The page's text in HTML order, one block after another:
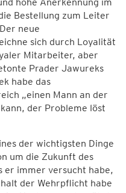
Bestellung zum Leiter
neue
sich durch Loyalität
Mitarbeiter, aber
Prader Jawureks
habe das
„einen Mann an der
der Probleme löst
der wichtigsten Dinge
um die Zukunft des
er immer versucht habe,
der Wehrpflicht habe